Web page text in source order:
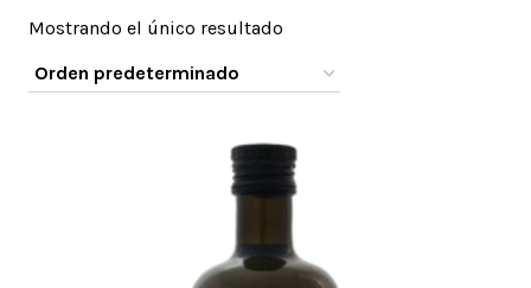
Mostrando el único resultado